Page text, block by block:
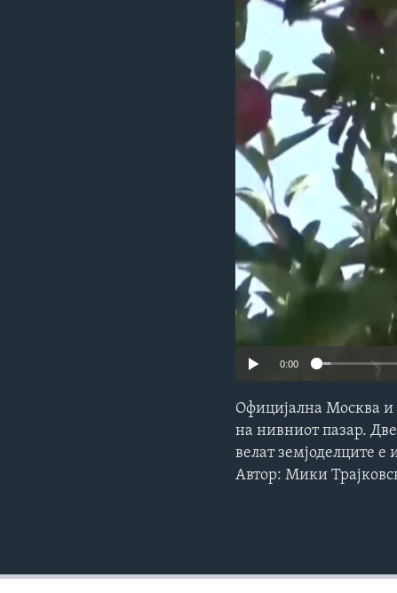
0:00
Официјална Москва и
на нивниот пазар.
велат земјоделците
Автор: Мики